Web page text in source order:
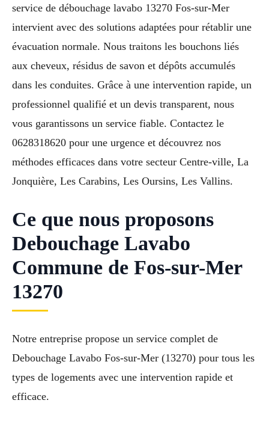
service de débouchage lavabo 13270 Fos-sur-Mer
intervient avec des solutions adaptées pour rétablir une
évacuation normale. Nous traitons les bouchons liés
aux cheveux, résidus de savon et dépôts accumulés
dans les conduites. Grâce à une intervention rapide, un
professionnel qualifié et un devis transparent, nous
vous garantissons un service fiable. Contactez le
0628318620 pour une urgence et découvrez nos
méthodes efficaces dans votre secteur Centre-ville, La
Jonquière, Les Carabins, Les Oursins, Les Vallins.
Ce que nous proposons
Debouchage Lavabo
Commune de Fos-sur-Mer
13270
Notre entreprise propose un service complet de
Debouchage Lavabo Fos-sur-Mer (13270) pour tous les
types de logements avec une intervention rapide et
efficace.